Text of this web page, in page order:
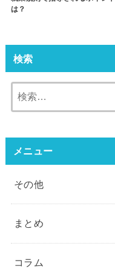
は？
検索
メニュー
その他
まとめ
コラム